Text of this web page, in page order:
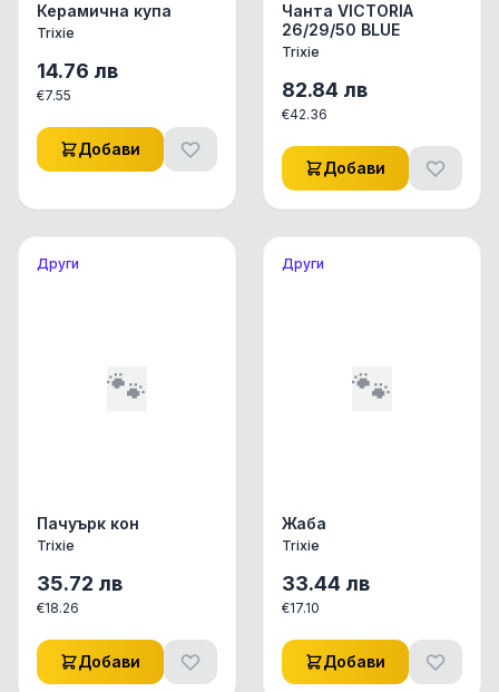
Керамична купа
Trixie
14.76 лв
€7.55
Добави
Чанта VICTORIA
26/29/50 BLUE
Trixie
82.84 лв
€42.36
Добави
Други
🐾
Пачуърк кон
Trixie
35.72 лв
€18.26
Добави
Други
🐾
Жаба
Trixie
33.44 лв
€17.10
Добави